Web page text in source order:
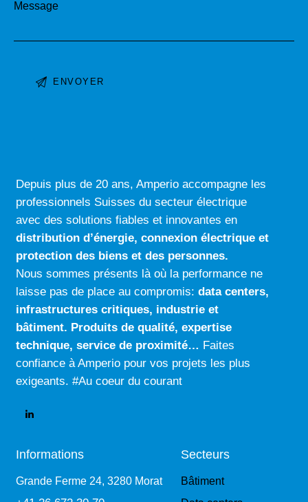
Message
r
v
e
Depuis plus de 20 ans, Amperio accompagne les
professionnels Suisses du secteur électrique
avec des solutions fiables et innovantes en
distribution d’énergie, connexion électriqueet
protection des biens et des personnes.
Nous sommes présents là où la performance ne
laisse pas de place au compromis:data centers,
infrastructures critiques, industrie et
bâtiment. Produits de qualité,expertise
technique,service de proximité… Faites
confiance à Amperio pour vos projets les plus
exigeants. #Au coeur du courant
Informations
Grande Ferme 24, 3280 Morat
Secteurs
Bâtiment